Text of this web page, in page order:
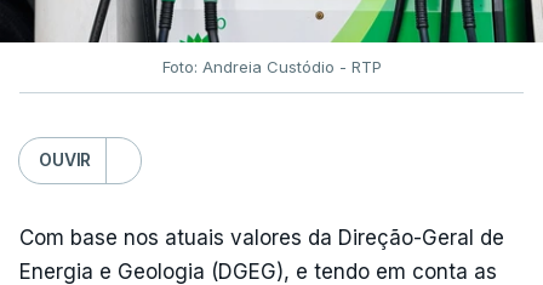
Foto: Andreia Custódio - RTP
OUVIR
Com base nos atuais valores da Direção-Geral de
Energia e Geologia (DGEG), e tendo em conta as